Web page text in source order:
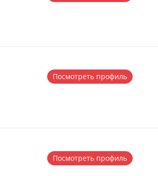
Посмотреть профиль
Посмотреть профиль